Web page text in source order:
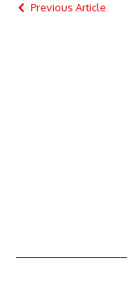
Previous Article